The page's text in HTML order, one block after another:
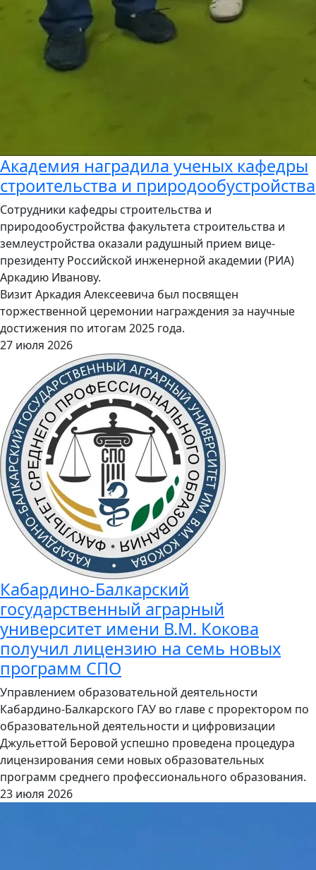
Академия наградила ученых кафедры
cтроительства и природообустройства
Сотрудники кафедры cтроительства и
природообустройства факультета строительства и
землеустройства оказали радушный прием вице-
президенту Российской инженерной академии (РИА)
Аркадию Иванову.
Визит Аркадия Алексеевича был посвящен
торжественной церемонии награждения за научные
достижения по итогам 2025 года.
27 июля 2026
Кабардино-Балкарский
государственный аграрный
университет имени В.М. Кокова
получил лицензию на семь новых
программ СПО
Управлением образовательной деятельности
Кабардино-Балкарского ГАУ во главе с проректором по
образовательной деятельности и цифровизации
Джульеттой Беровой успешно проведена процедура
лицензирования семи новых образовательных
программ среднего профессионального образования.
23 июля 2026